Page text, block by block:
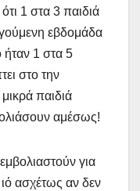
1 στα 3 παιδιά
εβδομάδα
1 στα 5
στο την
παιδιά
αμέσως!
για
ασχέτως αν δεν